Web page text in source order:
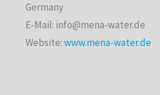
Germany
E-Mail: info@mena-water.de
Website:www.mena-water.de